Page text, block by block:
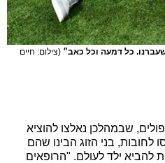
כל דמעה וכל כאב״ (צילום: חיים
שבמהלכן נאלצו להוציא
לחובות, בני הזוג הבינו שהם
להביא ילד לעולם. "הרופאים